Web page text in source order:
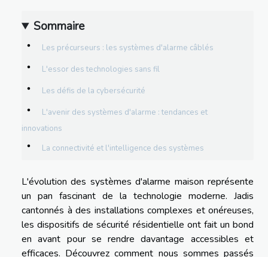
Sommaire
Les précurseurs : les systèmes d'alarme câblés
L'essor des technologies sans fil
Les défis de la cybersécurité
L'avenir des systèmes d'alarme : tendances et
innovations
La connectivité et l'intelligence des systèmes
L'évolution des systèmes d'alarme maison représente
un pan fascinant de la technologie moderne. Jadis
cantonnés à des installations complexes et onéreuses,
les dispositifs de sécurité résidentielle ont fait un bond
en avant pour se rendre davantage accessibles et
efficaces. Découvrez comment nous sommes passés